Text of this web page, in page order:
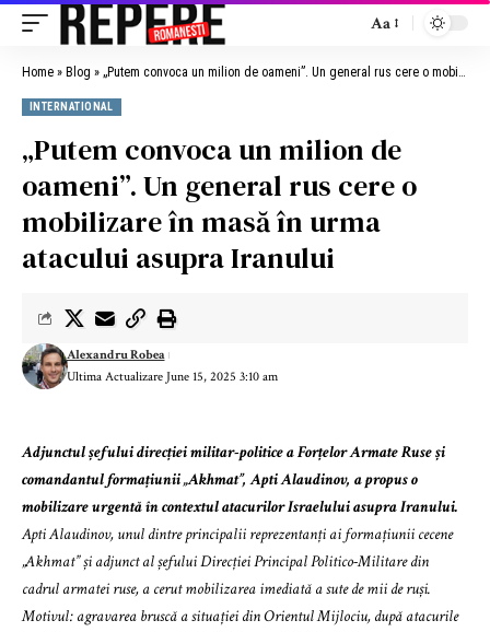
Aa
Home » Blog » „Putem convoca un milion de oameni”. Un general rus cere o mobilizare în masă în urma atacului asupra Iranului
INTERNATIONAL
„Putem convoca un milion de
oameni”. Un general rus cere o
mobilizare în masă în urma
atacului asupra Iranului
Ultima Actualizare June 15, 2025 3:10 am
Alexandru Robea
Adjunctul șefului direcției militar-politice a Forțelor Armate Ruse și
comandantul formațiunii „Akhmat”, Apti Alaudinov, a propus o
mobilizare urgentă în contextul atacurilor Israelului asupra Iranului.
Apti Alaudinov, unul dintre principalii reprezentanți ai formațiunii cecene
„Akhmat” și adjunct al șefului Direcției Principal Politico-Militare din
cadrul armatei ruse, a cerut mobilizarea imediată a sute de mii de ruși.
Motivul: agravarea bruscă a situației din Orientul Mijlociu, după atacurile